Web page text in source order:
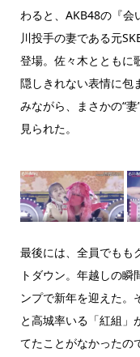
わると、AKB48の『会
川投手の妻である元
登場。佐々木とともに
隠しきれない表情に包
みながら、まさかの“
見られた。
最後には、全員でもも
トダウン。年越しの
ンプで新年を迎えた。
と高城率いる「紅組」
てたことがなかったの